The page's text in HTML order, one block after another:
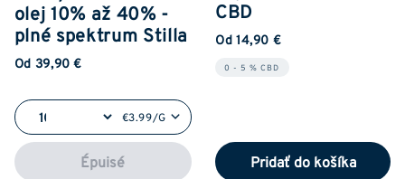
olej 10% až 40% -
plné spektrum Stilla
Od 39,90 €
€3.99/G
Épuisé
CBD
Od 14,90 €
0 - 5 % CBD
Pridať do košíka